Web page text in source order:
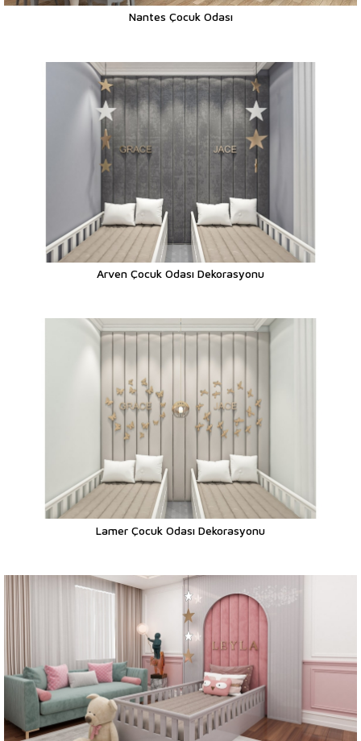
Nantes Çocuk Odası
Arven Çocuk Odası Dekorasyonu
Lamer Çocuk Odası Dekorasyonu